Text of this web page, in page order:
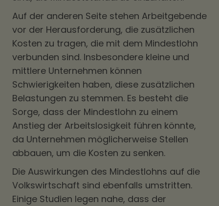
Auf der anderen Seite stehen Arbeitgebende
vor der Herausforderung, die zusätzlichen
Kosten zu tragen, die mit dem Mindestlohn
verbunden sind. Insbesondere kleine und
mittlere Unternehmen können
Schwierigkeiten haben, diese zusätzlichen
Belastungen zu stemmen. Es besteht die
Sorge, dass der Mindestlohn zu einem
Anstieg der Arbeitslosigkeit führen könnte,
da Unternehmen möglicherweise Stellen
abbauen, um die Kosten zu senken.
Die Auswirkungen des Mindestlohns auf die
Volkswirtschaft sind ebenfalls umstritten.
Einige Studien legen nahe, dass der